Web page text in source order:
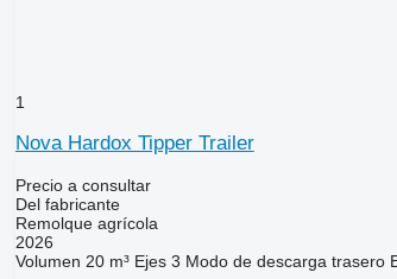
1
Nova Hardox Tipper Trailer
Precio a consultar
Del fabricante
Remolque agrícola
2026
Volumen 20 m³ Ejes 3 Modo de descarga trasero